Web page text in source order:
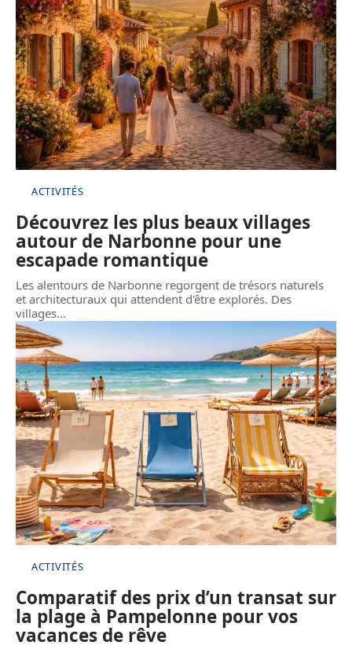
ACTIVITÉS
Découvrez les plus beaux villages
autour de Narbonne pour une
escapade romantique
Les alentours de Narbonne regorgent de trésors naturels
et architecturaux qui attendent d'être explorés. Des
villages…
ACTIVITÉS
Comparatif des prix d’un transat sur
la plage à Pampelonne pour vos
vacances de rêve